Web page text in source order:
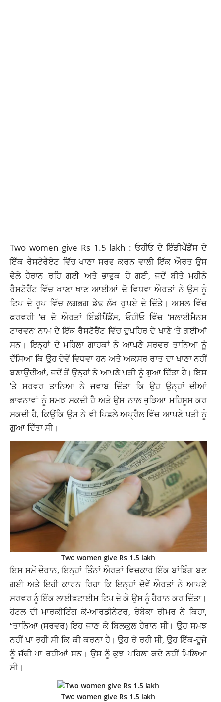
Two women give Rs 1.5 lakh : ਓਹੀਓ ਦੇ ਇੰਡੀਪੈਂਡੇਂਸ ਦੇ
ਇੱਕ ਰੈਸਟੋਰੈਏਟ ਵਿੱਚ ਖਾਣਾ ਸਰਵ ਕਰਨ ਵਾਲੀ ਇੱਕ ਔਰਤ ਉਸ
ਵੇਲੇ ਹੈਰਾਨ ਰਹਿ ਗਈ ਅਤੇ ਭਾਵੁਕ ਹੋ ਗਈ, ਜਦੋਂ ਬੀਤੇ ਮਹੀਨੇ
ਰੈਸਟੋਰੈਂਟ ਵਿੱਚ ਖਾਣਾ ਖਾਣ ਆਈਆਂ ਦੋ ਵਿਧਵਾ ਔਰਤਾਂ ਨੇ ਉਸ ਨੂੰ
ਟਿਪ ਦੇ ਰੂਪ ਵਿੱਚ ਲਗਭਗ ਡੇਢ ਲੱਖ ਰੁਪਏ ਦੇ ਦਿੱਤੇ। ਅਸਲ ਵਿੱਚ
ਫਰਵਰੀ ’ਚ ਦੋ ਔਰਤਾਂ ਇੰਡੀਪੈਂਡੈਂਸ, ਓਹੀਓ ਵਿੱਚ ‘ਸਲਾਈਮੈਨਸ
ਟਾਰਵਨ’ ਨਾਮ ਦੇ ਇੱਕ ਰੈਸਟੋਰੈਂਟ ਵਿੱਚ ਦੁਪਹਿਰ ਦੇ ਖਾਣੇ ’ਤੇ ਗਈਆਂ
ਸਨ। ਇਨ੍ਹਾਂ ਦੋ ਮਹਿਲਾ ਗਾਹਕਾਂ ਨੇ ਆਪਣੇ ਸਰਵਰ ਤਾਨਿਆ ਨੂੰ
ਦੱਸਿਆ ਕਿ ਉਹ ਦੋਵੇਂ ਵਿਧਵਾ ਹਨ ਅਤੇ ਅਕਸਰ ਰਾਤ ਦਾ ਖਾਣਾ ਨਹੀਂ
ਬਣਾਉਂਦੀਆਂ, ਜਦੋਂ ਤੋਂ ਉਨ੍ਹਾਂ ਨੇ ਆਪਣੇ ਪਤੀ ਨੂੰ ਗੁਆ ਦਿੱਤਾ ਹੈ। ਇਸ
’ਤੇ ਸਰਵਰ ਤਾਨਿਆ ਨੇ ਜਵਾਬ ਦਿੱਤਾ ਕਿ ਉਹ ਉਨ੍ਹਾਂ ਦੀਆਂ
ਭਾਵਨਾਵਾਂ ਨੂੰ ਸਮਝ ਸਕਦੀ ਹੈ ਅਤੇ ਉਸ ਨਾਲ ਜੁੜਿਆ ਮਹਿਸੂਸ ਕਰ
ਸਕਦੀ ਹੈ, ਕਿਉਂਕਿ ਉਸ ਨੇ ਵੀ ਪਿਛਲੇ ਅਪ੍ਰੈਲ ਵਿੱਚ ਆਪਣੇ ਪਤੀ ਨੂੰ
ਗੁਆ ਦਿੱਤਾ ਸੀ।
Two women give Rs 1.5 lakh
ਇਸ ਸਮੇਂ ਦੌਰਾਨ, ਇਨ੍ਹਾਂ ਤਿੰਨਾਂ ਔਰਤਾਂ ਵਿਚਕਾਰ ਇੱਕ ਬਾਂਡਿੰਗ ਬਣ
ਗਈ ਅਤੇ ਇਹੀ ਕਾਰਨ ਰਿਹਾ ਕਿ ਇਨ੍ਹਾਂ ਦੋਵੇਂ ਔਰਤਾਂ ਨੇ ਆਪਣੇ
ਸਰਵਰ ਨੂੰ ਇੱਕ ਲਾਈਫਟਾਈਮ ਟਿਪ ਦੇ ਕੇ ਉਸ ਨੂੰ ਹੈਰਾਨ ਕਰ ਦਿੱਤਾ।
ਹੋਟਲ ਦੀ ਮਾਰਕੀਟਿੰਗ ਕੋ-ਆਰਡੀਨੇਟਰ, ਰੇਬੇਕਾ ਰੀਮਰ ਨੇ ਕਿਹਾ,
“ਤਾਨਿਆ (ਸਰਵਰ) ਇਹ ਜਾਣ ਕੇ ਬਿਲਕੁਲ ਹੈਰਾਨ ਸੀ। ਉਹ ਸਮਝ
ਨਹੀਂ ਪਾ ਰਹੀ ਸੀ ਕਿ ਕੀ ਕਰਨਾ ਹੈ। ਉਹ ਰੋ ਰਹੀ ਸੀ, ਉਹ ਇੱਕ-ਦੂਜੇ
ਨੂੰ ਜੱਫੀ ਪਾ ਰਹੀਆਂ ਸਨ। ਉਸ ਨੂੰ ਕੁਝ ਪਹਿਲਾਂ ਕਦੇ ਨਹੀਂ ਮਿਲਿਆ
ਸੀ।
Two women give Rs 1.5 lakh